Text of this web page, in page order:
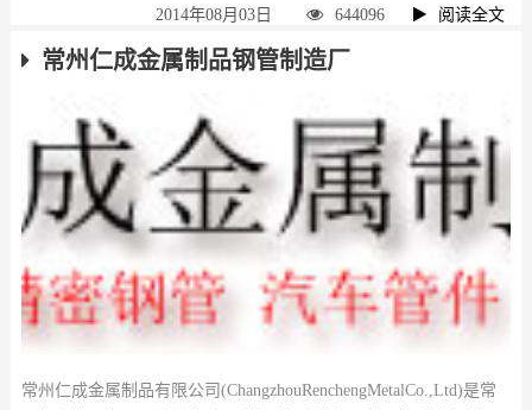
2014年08月03日 644096 阅读全文
常州仁成金属制品钢管制造厂
常州仁成金属制品有限公司(ChangzhouRenchengMetalCo.,Ltd)是常